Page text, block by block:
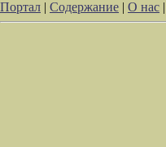
Портал | Содержание | О нас |